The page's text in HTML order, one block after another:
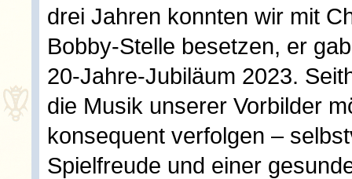
drei Jahren konnten wir mit
Bobby-Stelle besetzen, er
20-Jahre-Jubiläum 2023.
die Musik unserer Vorbilder
konsequent verfolgen –
Spielfreude und einer